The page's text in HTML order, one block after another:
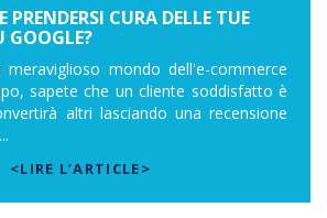
PRENDERSI CURA DELLE TUE
GOOGLE?
mondo dell'e-commerce
sapete che un cliente soddisfatto è
altri lasciando una recensione
<LIRE L’ARTICLE>